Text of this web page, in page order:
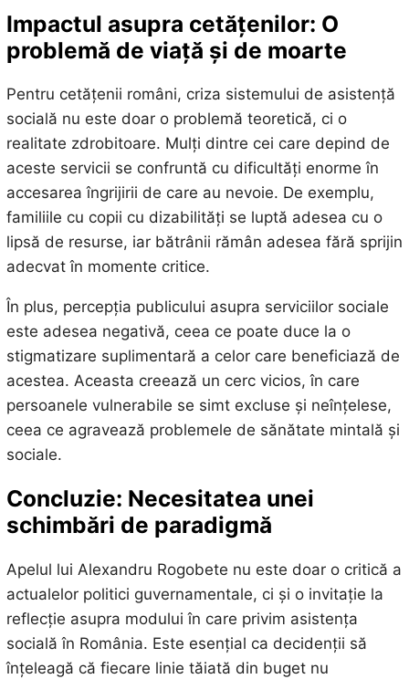
Impactul asupra cetățenilor: O
problemă de viață și de moarte
Pentru cetățenii români, criza sistemului de asistență
socială nu este doar o problemă teoretică, ci o
realitate zdrobitoare. Mulți dintre cei care depind de
aceste servicii se confruntă cu dificultăți enorme în
accesarea îngrijirii de care au nevoie. De exemplu,
familiile cu copii cu dizabilități se luptă adesea cu o
lipsă de resurse, iar bătrânii rămân adesea fără sprijin
adecvat în momente critice.
În plus, percepția publicului asupra serviciilor sociale
este adesea negativă, ceea ce poate duce la o
stigmatizare suplimentară a celor care beneficiază de
acestea. Aceasta creează un cerc vicios, în care
persoanele vulnerabile se simt excluse și neînțelese,
ceea ce agravează problemele de sănătate mintală și
sociale.
Concluzie: Necesitatea unei
schimbări de paradigmă
Apelul lui Alexandru Rogobete nu este doar o critică a
actualelor politici guvernamentale, ci și o invitație la
reflecție asupra modului în care privim asistența
socială în România. Este esențial ca decidenții să
înțeleagă că fiecare linie tăiată din buget nu